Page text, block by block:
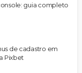
guia completo
de cadastro em
Pixbet